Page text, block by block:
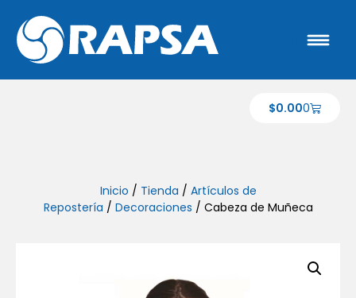
$0.000
Inicio / Tienda / Artículos de
Repostería / Decoraciones / Cabeza de Muñeca